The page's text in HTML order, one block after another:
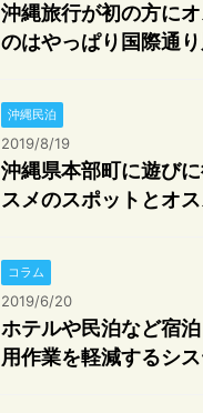
沖縄旅行が初の方に
のはやっぱり国際通
沖縄民泊
2019/8/19
沖縄県本部町に遊び
スメのスポットとオ
コラム
2019/6/20
ホテルや民泊など宿
用作業を軽減するシ